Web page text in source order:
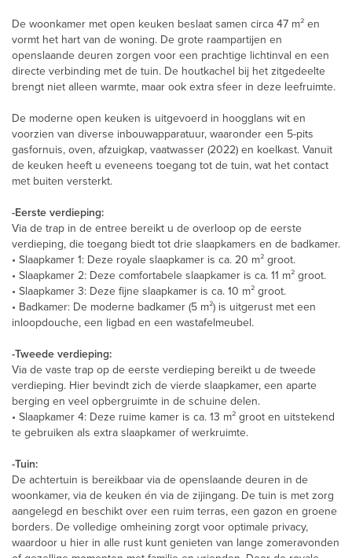
De woonkamer met open keuken beslaat samen circa 47 m² en
vormt het hart van de woning. De grote raampartijen en
openslaande deuren zorgen voor een prachtige lichtinval en een
directe verbinding met de tuin. De houtkachel bij het zitgedeelte
brengt niet alleen warmte, maar ook extra sfeer in deze leefruimte.
De moderne open keuken is uitgevoerd in hoogglans wit en
voorzien van diverse inbouwapparatuur, waaronder een 5-pits
gasfornuis, oven, afzuigkap, vaatwasser (2022) en koelkast. Vanuit
de keuken heeft u eveneens toegang tot de tuin, wat het contact
met buiten versterkt.
-Eerste verdieping:
Via de trap in de entree bereikt u de overloop op de eerste
verdieping, die toegang biedt tot drie slaapkamers en de badkamer.
• Slaapkamer 1: Deze royale slaapkamer is ca. 20 m² groot.
• Slaapkamer 2: Deze comfortabele slaapkamer is ca. 11 m² groot.
• Slaapkamer 3: Deze fijne slaapkamer is ca. 10 m² groot.
• Badkamer: De moderne badkamer (5 m²) is uitgerust met een
inloopdouche, een ligbad en een wastafelmeubel.
-Tweede verdieping:
Via de vaste trap op de eerste verdieping bereikt u de tweede
verdieping. Hier bevindt zich de vierde slaapkamer, een aparte
berging en veel opbergruimte in de schuine delen.
• Slaapkamer 4: Deze ruime kamer is ca. 13 m² groot en uitstekend
te gebruiken als extra slaapkamer of werkruimte.
-Tuin:
De achtertuin is bereikbaar via de openslaande deuren in de
woonkamer, via de keuken én via de zijingang. De tuin is met zorg
aangelegd en beschikt over een ruim terras, een gazon en groene
borders. De volledige omheining zorgt voor optimale privacy,
waardoor u hier in alle rust kunt genieten van lange zomeravonden